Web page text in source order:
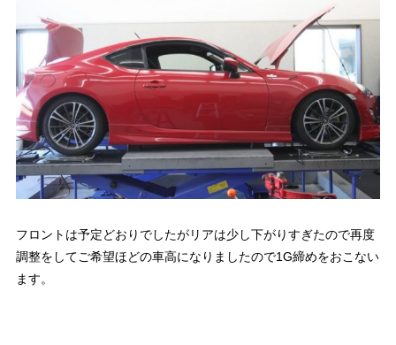
フロントは予定どおりでしたがリアは少し下がりすぎたので再度
調整をしてご希望ほどの車高になりましたので1G締めをおこない
ます。